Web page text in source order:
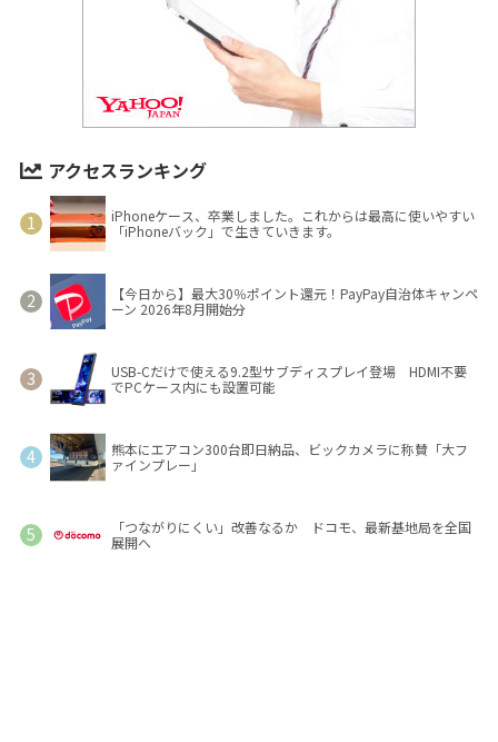
アクセスランキング
iPhoneケース、卒業しました。これからは最高に使いやすい
「iPhoneバック」で生きていきます。
【今日から】最大30％ポイント還元！PayPay自治体キャンペ
ーン 2026年8月開始分
USB-Cだけで使える9.2型サブディスプレイ登場 HDMI不要
でPCケース内にも設置可能
熊本にエアコン300台即日納品、ビックカメラに称賛「大フ
ァインプレー」
「つながりにくい」改善なるか ドコモ、最新基地局を全国
展開へ